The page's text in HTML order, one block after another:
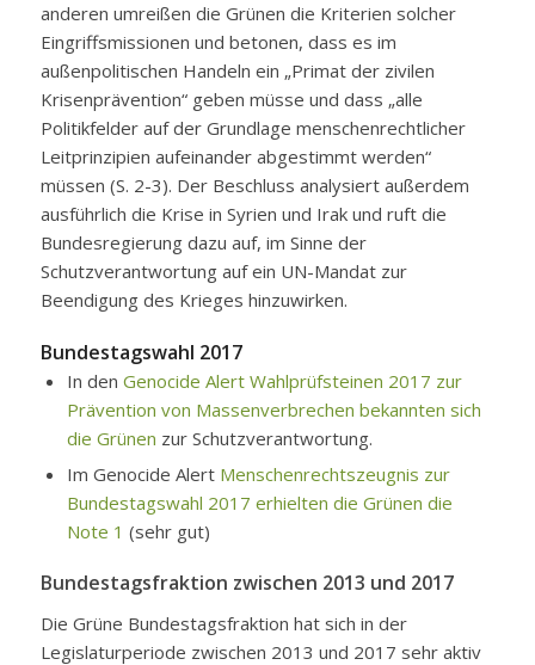
anderen umreißen die Grünen die Kriterien solcher
Eingriffsmissionen und betonen, dass es im
außenpolitischen Handeln ein „Primat der zivilen
Krisenprävention“ geben müsse und dass „alle
Politikfelder auf der Grundlage menschenrechtlicher
Leitprinzipien aufeinander abgestimmt werden“
müssen (S. 2-3). Der Beschluss analysiert außerdem
ausführlich die Krise in Syrien und Irak und ruft die
Bundesregierung dazu auf, im Sinne der
Schutzverantwortung auf ein UN-Mandat zur
Beendigung des Krieges hinzuwirken.
Bundestagswahl 2017
In den Genocide Alert Wahlprüfsteinen 2017 zur
Prävention von Massenverbrechen bekannten sich
die Grünen zur Schutzverantwortung.
Im Genocide Alert Menschenrechtszeugnis zur
Bundestagswahl 2017 erhielten die Grünen die
Note 1 (sehr gut)
Bundestagsfraktion zwischen 2013 und 2017
Die Grüne Bundestagsfraktion hat sich in der
Legislaturperiode zwischen 2013 und 2017 sehr aktiv